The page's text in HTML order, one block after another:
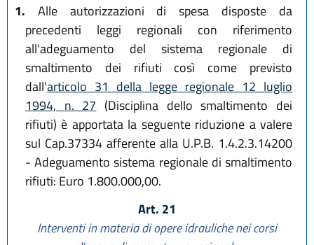
1. Alle autorizzazioni di spesa disposte da
precedenti leggi regionali con riferimento
all'adeguamento del sistema regionale di
smaltimento dei rifiuti così come previsto
dall'articolo 31 della legge regionale 12 luglio
1994, n. 27 (Disciplina dello smaltimento dei
rifiuti) è apportata la seguente riduzione a valere
sul Cap.37334 afferente alla U.P.B. 1.4.2.3.14200
- Adeguamento sistema regionale di smaltimento
rifiuti: Euro 1.800.000,00.
Art. 21
Interventi in materia di opere idrauliche nei corsi